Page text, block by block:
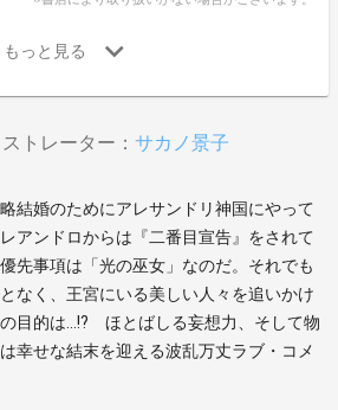
トレーター： サカノ景子
結婚のためにアレサンドリ神国にやって
アンドロからは『二番目宣告』をされて
先事項は「光の巫女」なのだ。それでも
なく、王宮にいる美しい人々を追いかけ
目的は…!? ほとばしる妄想力、そして物
幸せな結末を迎える波乱万丈ラブ・コメ